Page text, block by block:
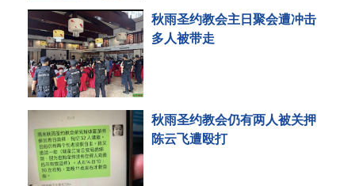
秋雨圣约教会主日聚会遭冲击
多人被带走
秋雨圣约教会仍有两人被关押
陈云飞遭殴打